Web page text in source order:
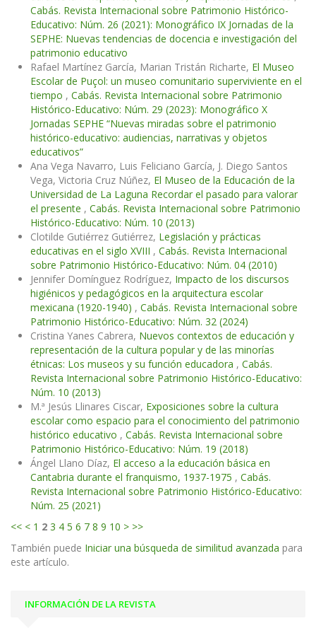
Cabás. Revista Internacional sobre Patrimonio Histórico-
Educativo: Núm. 26 (2021): Monográfico IX Jornadas de la
SEPHE: Nuevas tendencias de docencia e investigación del
patrimonio educativo
Rafael Martínez García, Marian Tristán Richarte, El Museo
Escolar de Puçol: un museo comunitario superviviente en el
tiempo , Cabás. Revista Internacional sobre Patrimonio
Histórico-Educativo: Núm. 29 (2023): Monográfico X
Jornadas SEPHE “Nuevas miradas sobre el patrimonio
histórico-educativo: audiencias, narrativas y objetos
educativos”
Ana Vega Navarro, Luis Feliciano García, J. Diego Santos
Vega, Victoria Cruz Núñez, El Museo de la Educación de la
Universidad de La Laguna Recordar el pasado para valorar
el presente , Cabás. Revista Internacional sobre Patrimonio
Histórico-Educativo: Núm. 10 (2013)
Clotilde Gutiérrez Gutiérrez, Legislación y prácticas
educativas en el siglo XVIII , Cabás. Revista Internacional
sobre Patrimonio Histórico-Educativo: Núm. 04 (2010)
Jennifer Domínguez Rodríguez, Impacto de los discursos
higiénicos y pedagógicos en la arquitectura escolar
mexicana (1920-1940) , Cabás. Revista Internacional sobre
Patrimonio Histórico-Educativo: Núm. 32 (2024)
Cristina Yanes Cabrera, Nuevos contextos de educación y
representación de la cultura popular y de las minorías
étnicas: Los museos y su función educadora , Cabás.
Revista Internacional sobre Patrimonio Histórico-Educativo:
Núm. 10 (2013)
M.ª Jesús Llinares Ciscar, Exposiciones sobre la cultura
escolar como espacio para el conocimiento del patrimonio
histórico educativo , Cabás. Revista Internacional sobre
Patrimonio Histórico-Educativo: Núm. 19 (2018)
Ángel Llano Díaz, El acceso a la educación básica en
Cantabria durante el franquismo, 1937-1975 , Cabás.
Revista Internacional sobre Patrimonio Histórico-Educativo:
Núm. 25 (2021)
<< < 1 2 3 4 5 6 7 8 9 10 > >>
También puede Iniciar una búsqueda de similitud avanzada para
este artículo.
INFORMACIÓN DE LA REVISTA